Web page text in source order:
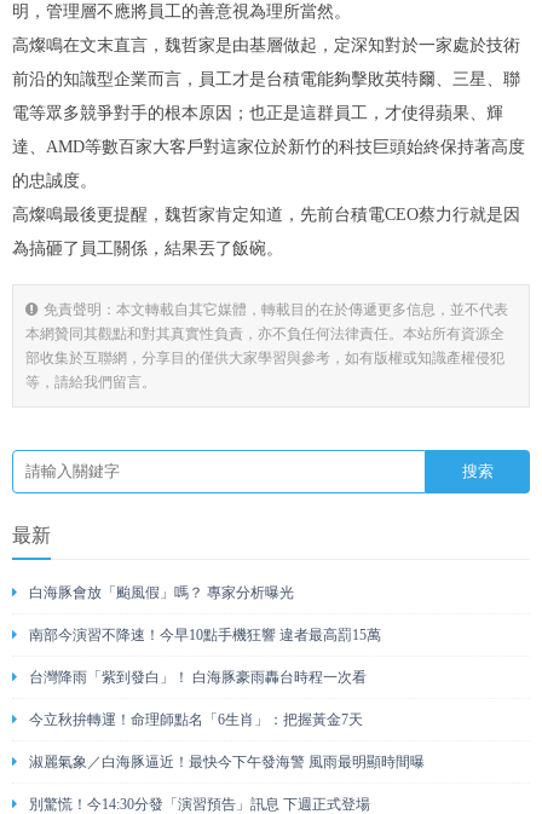
明，管理層不應將員工的善意視為理所當然。
高燦鳴在文末直言，魏哲家是由基層做起，定深知對於一家處於技術
前沿的知識型企業而言，員工才是台積電能夠擊敗英特爾、三星、聯
電等眾多競爭對手的根本原因；也正是這群員工，才使得蘋果、輝
達、AMD等數百家大客戶對這家位於新竹的科技巨頭始終保持著高度
的忠誠度。
高燦鳴最後更提醒，魏哲家肯定知道，先前台積電CEO蔡力行就是因
為搞砸了員工關係，結果丟了飯碗。
免責聲明：本文轉載自其它媒體，轉載目的在於傳遞更多信息，並不代表
本網贊同其觀點和對其真實性負責，亦不負任何法律責任。本站所有資源全
部收集於互聯網，分享目的僅供大家學習與參考，如有版權或知識產權侵犯
等，請給我們留言。
最新
白海豚會放「颱風假」嗎？ 專家分析曝光
南部今演習不降速！今早10點手機狂響 違者最高罰15萬
台灣降雨「紫到發白」！ 白海豚豪雨轟台時程一次看
今立秋拚轉運！命理師點名「6生肖」：把握黃金7天
淑麗氣象／白海豚逼近！最快今下午發海警 風雨最明顯時間曝
別驚慌！今14:30分發「演習預告」訊息 下週正式登場